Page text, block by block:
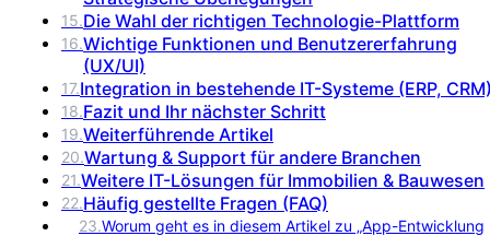
15.Die Wahl der richtigen Technologie-Plattform
16.Wichtige Funktionen und Benutzererfahrung
(UX/UI)
17.Integration in bestehende IT-Systeme (ERP,
18.Fazit und Ihr nächster Schritt
19.Weiterführende Artikel
20.Wartung & Support für andere Branchen
21.Weitere IT-Lösungen für Immobilien & Bauwesen
22.Häufig gestellte Fragen (FAQ)
23.Worum geht es in diesem Artikel zu „App-Entwicklung